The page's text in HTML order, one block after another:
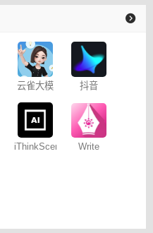
云雀大模
抖音
– 免费
iThinkScene
Write